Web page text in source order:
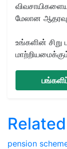
மேலான
உங்களின்
pension